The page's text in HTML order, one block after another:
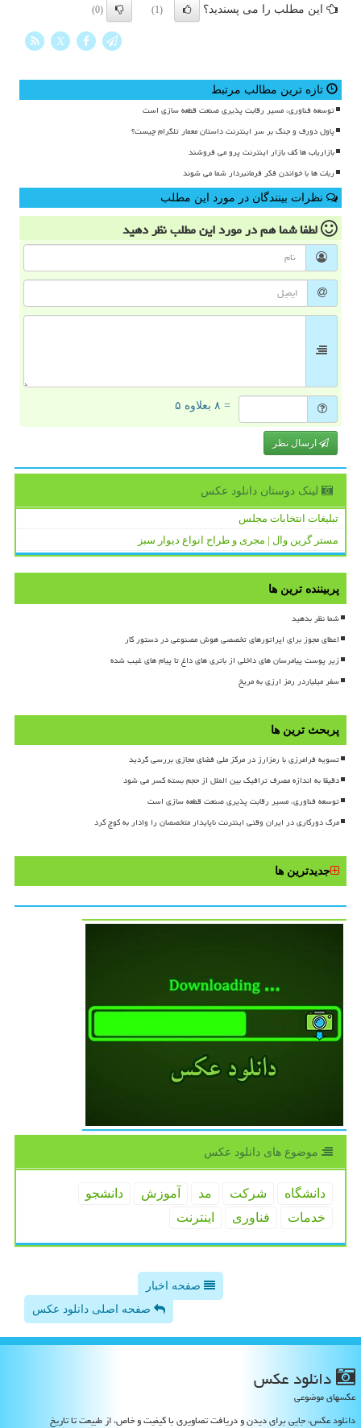
این مطلب را می پسندید؟ (1)
(0)
X
تازه ترین مطالب مرتبط
توسعه فناوری، مسیر رقابت پذیری صنعت قطعه سازی است
پاول دورف و جنگ بر سر اینترنت داستان معمار تلگرام چیست؟
بازاریاب ها کف بازار اینترنت پرو می فروشند
ربات ها با خواندن فکر فرمانبردار شما می شوند
نظرات بینندگان در مورد این مطلب
لطفا شما همدر مورد این مطلبنظر دهید
= ۸ بعلاوه ۵
ارسال نظر
لینک دوستان دانلود عكس
تبلیغات انتخابات مجلس
مستر گرین وال | مجری و طراح انواع دیوار سبز
پربیننده ترین ها
شما نظر بدهید
اعطای مجوز برای اپراتورهای تخصصی هوش مصنوعی در دستور کار
زیر پوست پیامرسان های داخلی از باتری های داغ تا پیام های غیب شده
سفر میلیاردر رمز ارزی به مریخ
پربحث ترین ها
تسویه فرامرزی با رمزارز در مرکز ملی فضای مجازی بررسی گردید
دقیقا به اندازه مصرف ترافیک بین الملل از حجم بسته کسر می شود
توسعه فناوری، مسیر رقابت پذیری صنعت قطعه سازی است
مرگ دورکاری در ایران وقتی اینترنت ناپایدار متخصصان را وادار به کوچ کرد
جدیدترین ها
موضوع های دانلود عكس
دانشگاه شركت مد آموزش
دانشجو
خدمات
فناوری اینترنت
صفحه اخبار
صفحه اصلی دانلود عکس
دانلود عكس
عکسهای موضوعی
دانلود عکس، جایی برای دیدن و دریافت تصاویری با کیفیت و خاص، از طبیعت تا تاریخ